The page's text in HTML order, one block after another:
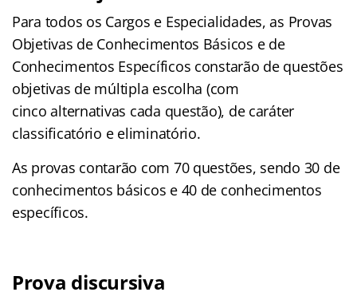
Para todos os Cargos e Especialidades, as Provas
Objetivas de Conhecimentos Básicos e de
Conhecimentos Específicos constarão de questões
objetivas de múltipla escolha (com
cinco alternativas cada questão), de caráter
classificatório e eliminatório.
As provas contarão com 70 questões, sendo 30 de
conhecimentos básicos e 40 de conhecimentos
específicos.
Prova discursiva